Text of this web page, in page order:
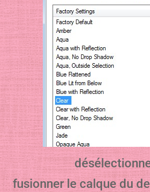
fusionner le calque du